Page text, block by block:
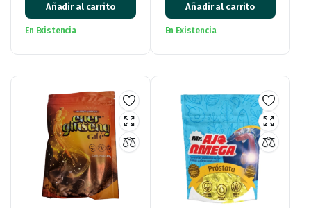
Añadir al carrito
En Existencia
Añadir al carrito
En Existencia